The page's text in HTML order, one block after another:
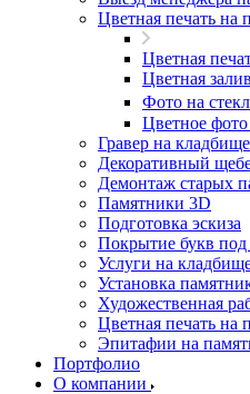
Цветная печать на
Цветная
Цветная
Фото на
Цветное
Гравер на кладбище
Декоративный
Демонтаж старых
Памятники 3D
Подготовка эскиза
Покрытие букв под
Услуги на
Установка
Художественная
Цветная печать на
Эпитафии на
Портфолио
О компании